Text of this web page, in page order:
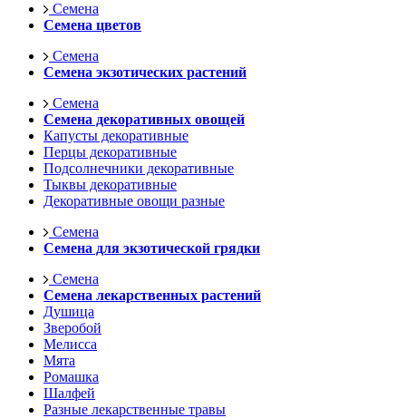
Семена
Семена цветов
Семена
Семена экзотических растений
Семена
Семена декоративных овощей
Капусты декоративные
Перцы декоративные
Подсолнечники декоративные
Тыквы декоративные
Декоративные овощи разные
Семена
Семена для экзотической грядки
Семена
Семена лекарственных растений
Душица
Зверобой
Мелисса
Мята
Ромашка
Шалфей
Разные лекарственные травы